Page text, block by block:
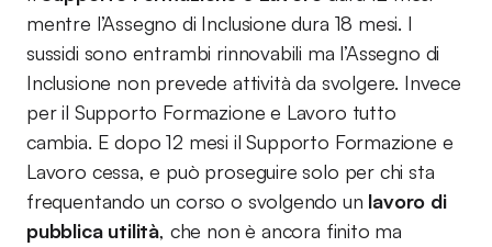
mentre l’Assegno di Inclusione dura 18 mesi. I
sussidi sono entrambi rinnovabili ma l’Assegno di
Inclusione non prevede attività da svolgere. Invece
per il Supporto Formazione e Lavoro tutto
cambia. E dopo 12 mesi il Supporto Formazione e
Lavoro cessa, e può proseguire solo per chi sta
frequentando un corso o svolgendo un lavoro di
pubblica utilità, che non è ancora finito ma